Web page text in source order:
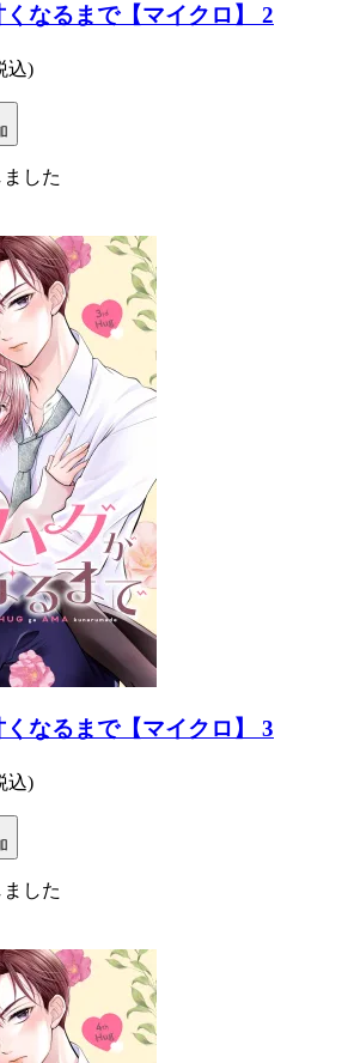
なるまで【マイクロ】 2
込)
した
なるまで【マイクロ】 3
込)
した